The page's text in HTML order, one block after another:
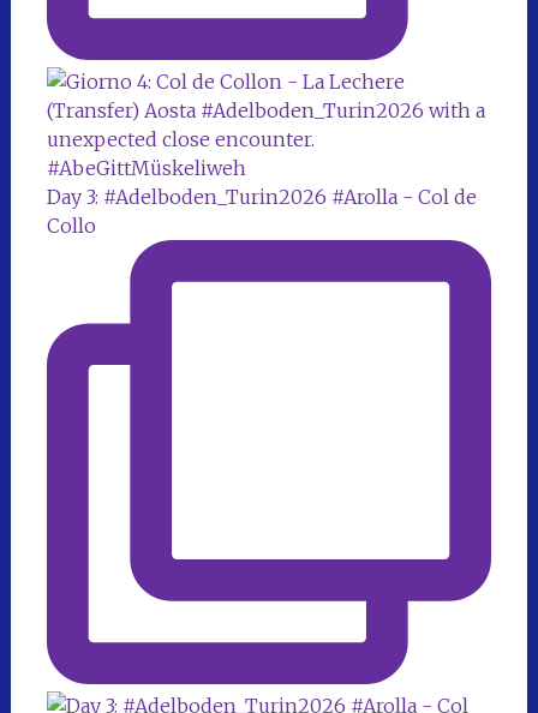
Day 3: #Adelboden_Turin2026 #Arolla - Col de
Collo